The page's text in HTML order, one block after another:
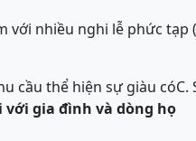
với nhiều nghi lễ phức tạp
cầu thể hiện sự giàu cóC.
gia đình và dòng họ